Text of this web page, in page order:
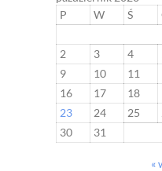
P
W Ś
2
3 4
9
10 11
16
17 18
23
24 25
30
31
«